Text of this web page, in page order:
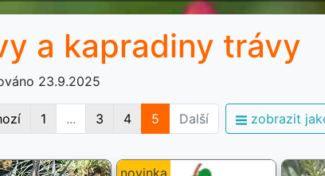
a kapradiny trávy
23.9.2025
1 ... 3 4 5 Další zobrazit
novinka